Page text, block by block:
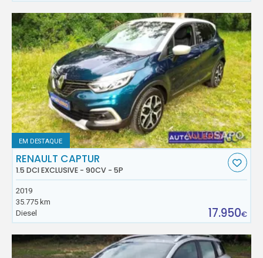
EM DESTAQUE
RENAULT CAPTUR
1.5 DCI EXCLUSIVE - 90CV - 5P
2019
35.775 km
Diesel
17.950€